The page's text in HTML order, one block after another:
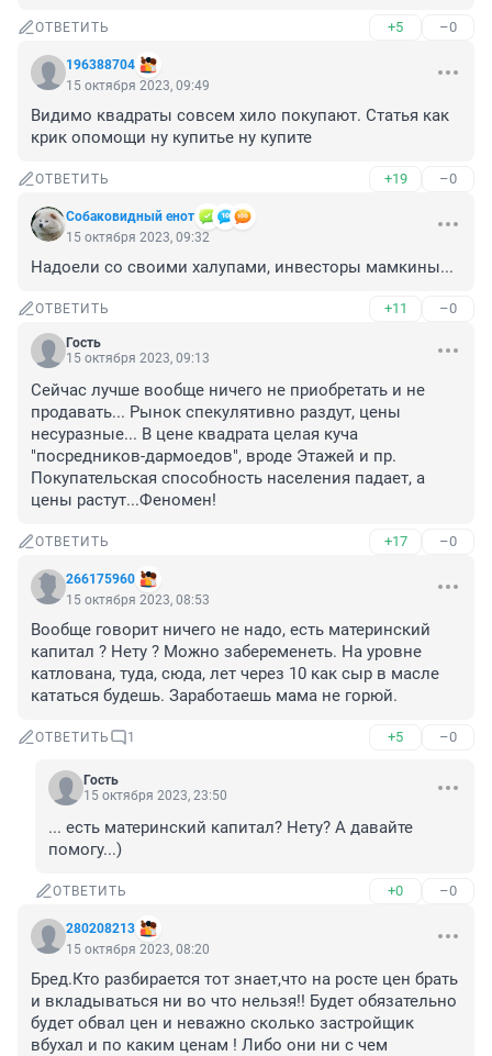
ОТВЕТИТЬ +5 –0
196388704
15 октября 2023, 09:49
Видимо квадраты совсем хило покупают. Статья как
крик опомощи ну купитье ну купите
ОТВЕТИТЬ +19 –0
Собаковидный енот
15 октября 2023, 09:32
Надоели со своими халупами, инвесторы мамкины...
ОТВЕТИТЬ +11 –0
Гость
15 октября 2023, 09:13
Сейчас лучше вообще ничего не приобретать и не
продавать... Рынок спекулятивно раздут, цены
несуразные... В цене квадрата целая куча
"посредников-дармоедов", вроде Этажей и пр.
Покупательская способность населения падает, а
цены растут...Феномен!
ОТВЕТИТЬ +17 –0
266175960
15 октября 2023, 08:53
Вообще говорит ничего не надо, есть материнский
капитал ? Нету ? Можно забеременеть. На уровне
катлована, туда, сюда, лет через 10 как сыр в масле
кататься будешь. Заработаешь мама не горюй.
ОТВЕТИТЬ 1 +5 –0
Гость
15 октября 2023, 23:50
... есть материнский капитал? Нету? А давайте
помогу...)
ОТВЕТИТЬ +0 –0
280208213
15 октября 2023, 08:20
Бред.Кто разбирается тот знает,что на росте цен брать
и вкладываться ни во что нельзя!! Будет обязательно
будет обвал цен и неважно сколько застройщик
вбухал и по каким ценам ! Либо они ни с чем